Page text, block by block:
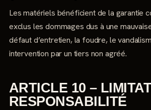
Les matériels bénéficient de la garantie
exclus les dommages dus à une
défaut d’entretien, la foudre, le
intervention par un tiers non agréé.
ARTICLE 10 –
RESPONSABILITÉ